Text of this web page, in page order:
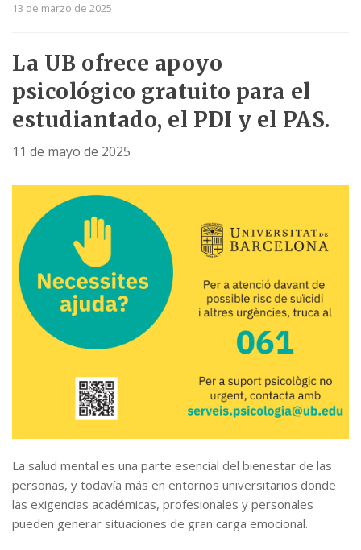
13 de marzo de 2025
La UB ofrece apoyo
psicológico gratuito para el
estudiantado, el PDI y el PAS.
11 de mayo de 2025
La salud mental es una parte esencial del bienestar de las
personas, y todavía más en entornos universitarios donde
las exigencias académicas, profesionales y personales
pueden generar situaciones de gran carga emocional.